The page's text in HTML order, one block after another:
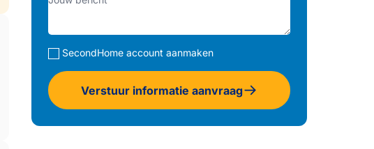
SecondHome account aanmaken
Verstuur informatie aanvraag